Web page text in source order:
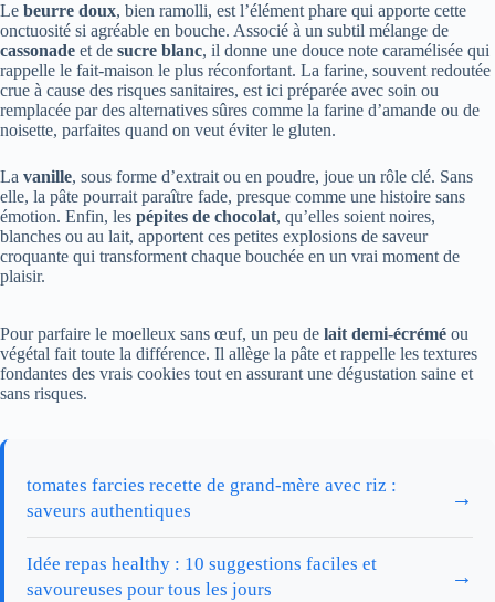
Le beurre doux, bien ramolli, est l’élément phare qui apporte cette
onctuosité si agréable en bouche. Associé à un subtil mélange de
cassonade et de sucre blanc, il donne une douce note caramélisée qui
rappelle le fait-maison le plus réconfortant. La farine, souvent redoutée
crue à cause des risques sanitaires, est ici préparée avec soin ou
remplacée par des alternatives sûres comme la farine d’amande ou de
noisette, parfaites quand on veut éviter le gluten.
La vanille, sous forme d’extrait ou en poudre, joue un rôle clé. Sans
elle, la pâte pourrait paraître fade, presque comme une histoire sans
émotion. Enfin, les pépites de chocolat, qu’elles soient noires,
blanches ou au lait, apportent ces petites explosions de saveur
croquante qui transforment chaque bouchée en un vrai moment de
plaisir.
Pour parfaire le moelleux sans œuf, un peu de lait demi-écrémé ou
végétal fait toute la différence. Il allège la pâte et rappelle les textures
fondantes des vrais cookies tout en assurant une dégustation saine et
sans risques.
tomates farcies recette de grand-mère avec riz :
saveurs authentiques
→
Idée repas healthy : 10 suggestions faciles et
savoureuses pour tous les jours
→